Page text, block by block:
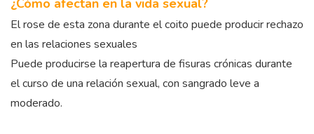
El rose de esta zona durante el coito puede producir rechazo
en las relaciones sexuales
Puede producirse la reapertura de fisuras crónicas durante
el curso de una relación sexual, con sangrado leve a
moderado.